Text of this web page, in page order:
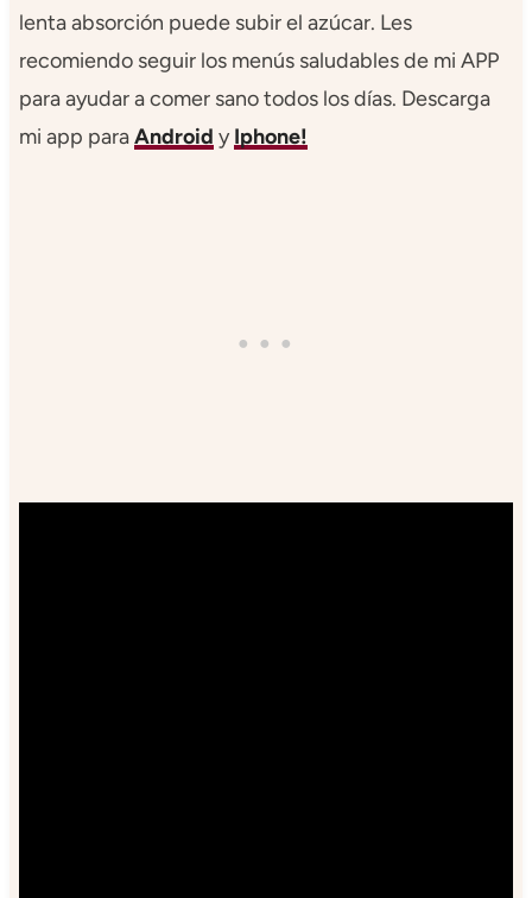
lenta absorción puede subir el azúcar. Les
recomiendo seguir los menús saludables de mi APP
para ayudar a comer sano todos los días.​​​​​​​​​​​​​​​​​​​​​​​​​​​​​​​​​​​​​​​​​​ Descarga
mi app paraAndroid yIphone!